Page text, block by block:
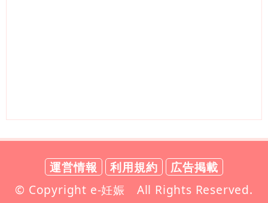
運営情報 利用規約
広告掲載
© Copyright e-妊娠 All Rights Reserved.